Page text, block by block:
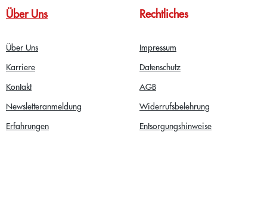
Über Uns
Über Uns
Karriere
Kontakt
Newsletteranmeldung
Erfahrungen
Rechtliches
Impressum
Datenschutz
AGB
Widerrufsbelehrung
Entsorgungshinweise